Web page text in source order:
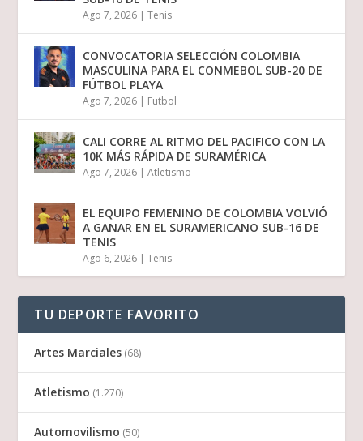
Ago 7, 2026 |Tenis
CONVOCATORIA SELECCIÓN COLOMBIA
MASCULINA PARA EL CONMEBOL SUB-20 DE
FÚTBOL PLAYA
Ago 7, 2026 | Futbol
CALI CORRE AL RITMO DEL PACIFICO CON LA
10K MÁS RÁPIDA DE SURAMÉRICA
Ago 7, 2026 |Atletismo
EL EQUIPO FEMENINO DE COLOMBIA VOLVIÓ
A GANAR EN EL SURAMERICANO SUB-16 DE
TENIS
Ago 6, 2026 |Tenis
TU DEPORTE FAVORITO
Artes Marciales (68)
Atletismo (1.270)
Automovilismo (50)